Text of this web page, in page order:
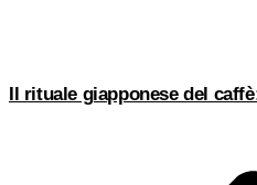
Il rituale giapponese del